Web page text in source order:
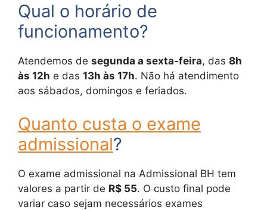
Qual o horário de
funcionamento?
Atendemos de segunda a sexta-feira, das 8h
às 12h e das 13h às 17h. Não há atendimento
aos sábados, domingos e feriados.
Quanto custa o exame
admissional?
O exame admissional na Admissional BH tem
valores a partir de R$ 55. O custo final pode
variar caso sejam necessários exames